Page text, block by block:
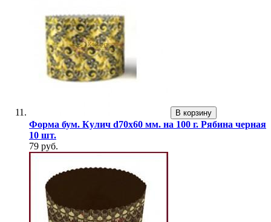
В корзину
Форма бум. Кулич d70х60 мм. на 100 г. Рябина черная
10 шт.
79 руб.